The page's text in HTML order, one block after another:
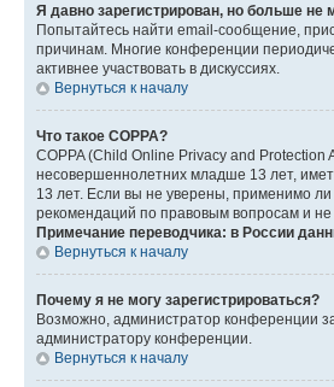
Я давно зарегистрирован, но больше не
Попытайтесь найти email-сообщение,
причинам. Многие конференции
активнее участвовать в дискуссиях.
Вернуться к началу
Что такое COPPA?
COPPA (Child Online Privacy and
несовершеннолетних младше 13 лет,
13 лет. Если вы не уверены, применимо
рекомендаций по правовым вопросам и
Примечание переводчика: в России
Вернуться к началу
Почему я не могу зарегистрироваться?
Возможно, администратор конференции
администратору конференции.
Вернуться к началу